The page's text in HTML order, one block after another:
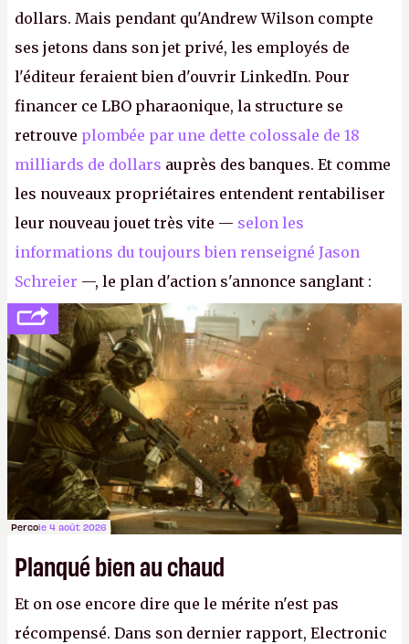
dollars. Mais pendant qu'Andrew Wilson compte
ses jetons dans son jet privé, les employés de
l'éditeur feraient bien d'ouvrir LinkedIn. Pour
financer ce LBO pharaonique, la structure se
retrouve plombée par une dette colossale de 18
milliards de dollars auprès des banques. Et comme
les nouveaux propriétaires entendent rentabiliser
leur nouveau jouet très vite — selon les
informations du toujours bien renseigné Jason
Schreier —, le plan d'action s'annonce sanglant :
réductions de coûts drastiques, fermetures de
studios et licenciements massifs. En gros, essorer
FCetBattlefield, puis virer le reste.P.
Percole 4 août 2026
Planqué bien au chaud
Et on ose encore dire que le mérite n'est pas
récompensé. Dans son dernier rapport, Electronic